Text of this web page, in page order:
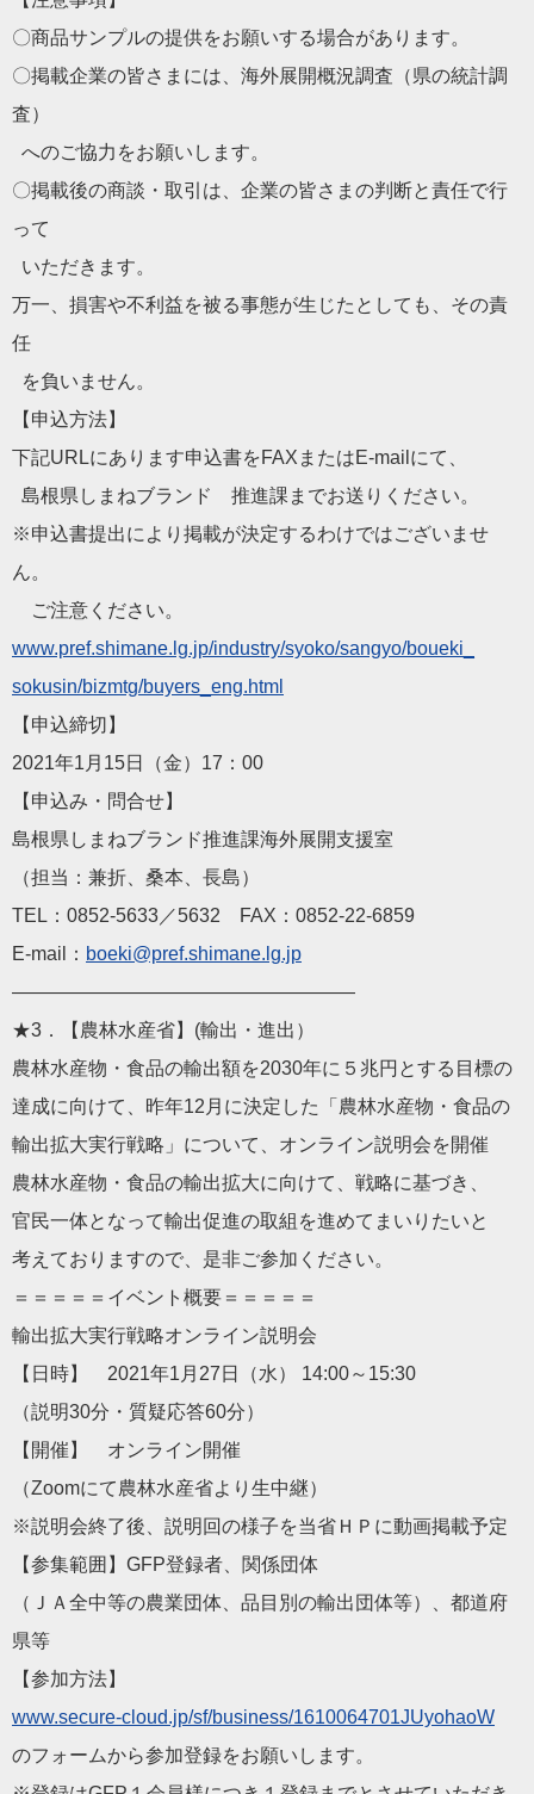
〇商品サンプルの提供をお願いする場合があります。
〇掲載企業の皆さまには、海外展開概況調査（県の統計調
査）
へのご協力をお願いします。
〇掲載後の商談・取引は、企業の皆さまの判断と責任で行
って
いただきます。
万一、損害や不利益を被る事態が生じたとしても、その責
任
を負いません。
【申込方法】
下記URLにあります申込書をFAXまたはE-mailにて、
島根県しまねブランド 推進課までお送りください。
※申込書提出により掲載が決定するわけではございませ
ん。
ご注意ください。
www.pref.shimane.lg.jp/industry/syoko/sangyo/boueki_
sokusin/bizmtg/buyers_eng.html
【申込締切】
2021年1月15日（金）17：00
【申込み・問合せ】
島根県しまねブランド推進課海外展開支援室
（担当：兼折、桑本、長島）
TEL：0852-5633／5632 FAX：0852-22-6859
E-mail： boeki@pref.shimane.lg.jp
——————————————————
★3．【農林水産省】(輸出・進出）
農林水産物・食品の輸出額を2030年に５兆円とする目標の
達成に向けて、昨年12月に決定した「農林水産物・食品の
輸出拡大実行戦略」について、オンライン説明会を開催
農林水産物・食品の輸出拡大に向けて、戦略に基づき、
官民一体となって輸出促進の取組を進めてまいりたいと
考えておりますので、是非ご参加ください。
＝＝＝＝＝イベント概要＝＝＝＝＝
輸出拡大実行戦略オンライン説明会
【日時】 2021年1月27日（水） 14:00～15:30
（説明30分・質疑応答60分）
【開催】 オンライン開催
（Zoomにて農林水産省より生中継）
※説明会終了後、説明回の様子を当省ＨＰに動画掲載予定
【参集範囲】GFP登録者、関係団体
（ＪＡ全中等の農業団体、品目別の輸出団体等）、都道府
県等
【参加方法】
www.secure-cloud.jp/sf/business/1610064701JUyohaoW
のフォームから参加登録をお願いします。